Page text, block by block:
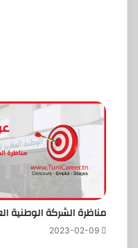
مناظرة الشركة الوطنية
2023-02-09